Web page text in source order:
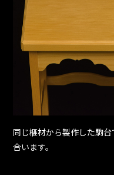
同じ榧材から製作した駒
合います。